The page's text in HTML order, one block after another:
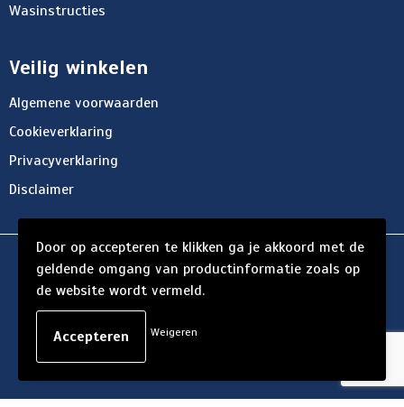
Wasinstructies
Veilig winkelen
Algemene voorwaarden
Cookieverklaring
Privacyverklaring
Disclaimer
© Copyright d'Hersigny 2024
Door op accepteren te klikken ga je akkoord met de
geldende omgang van productinformatie zoals op
de website wordt vermeld.
Weigeren